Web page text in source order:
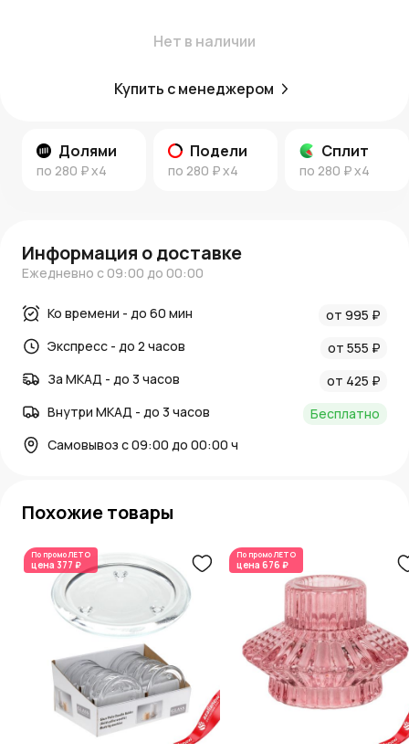
Нет в наличии
Купить с менеджером
Долями
по 280 ₽x4
Подели
по 280 ₽x4
Сплит
по 280 ₽x4
Больше идей и информации
блоге о декоре и цветах
Информация о доставке
Ежедневно с 09:00 до 00:00
Ко времени - до 60 мин
от 995 ₽
Экспресс - до 2 часов
от 555 ₽
За МКАД - до 3 часов
от 425 ₽
Внутри МКАД - до 3 часов
Бесплатно
Самовывоз с 09:00 до 00:00 ч
Похожие товары
По промоЛЕТО
цена 377 ₽
По промоЛЕТО
цена 676 ₽